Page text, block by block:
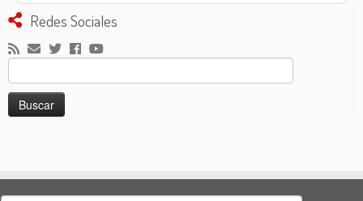
Redes Sociales
Buscar: